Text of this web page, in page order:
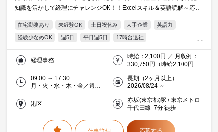
知識を活かして経理にチャレンジOK！！Excelスキル＆英語読解～応募
在宅勤務あり 未経験OK 土日祝休み 大手企業 英語力
経験少なめOK 週5日 平日週5日 17時台退社
残業20時間未満 駅直結 駅5分以内 服装・髪型自由
オフィス禁煙・分煙 Word Excel 簿記
20代活躍中 30代活躍中 ミドル(40代)活躍中
エルダー(50代)活躍中 働く主婦（夫）活躍中 派遣社員就業中
メーカー・商社
経理事務
時給：2,100円 ／ 月収例：
330,750円（時給2,100円×
実働7時間30分×月21日）交
通費支給
09:00 ～ 17:30
月・火・水・木・金／週５
日
長期（2ヶ月以上）
2026/08/24 ～
港区
赤坂(東京都)駅 / 東京メトロ
千代田線 7分 徒歩
応募する